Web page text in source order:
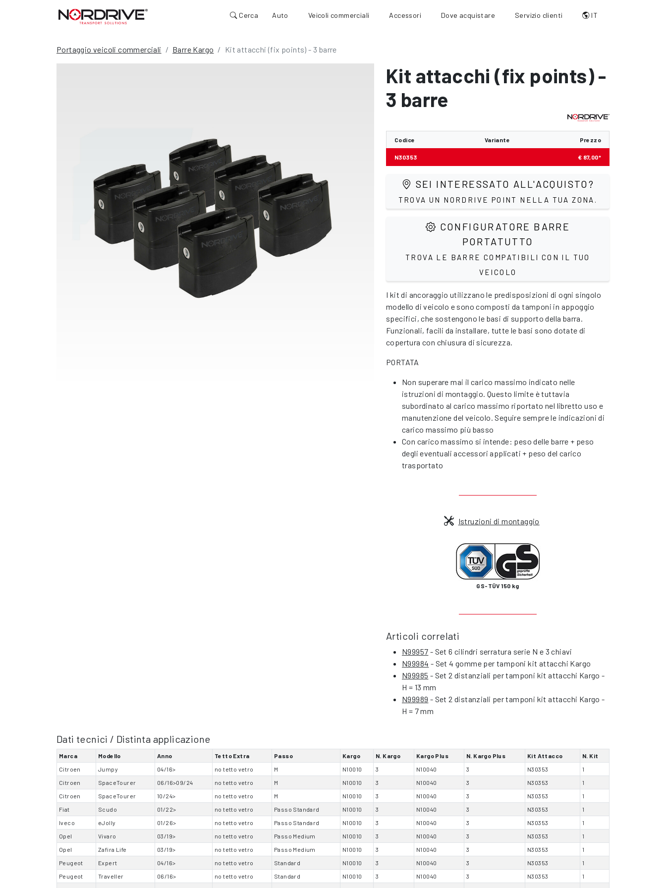
Cerca Auto Veicoli commerciali Accessori Dove acquistare Servizio clienti IT
Portaggio veicoli commerciali Barre Kargo Kit attacchi (fix points) - 3 barre
Kit attacchi (fix points) -
3 barre
Codice Variante Prezzo
N30353 € 87,00*
SEI INTERESSATO ALL'ACQUISTO?
TROVA UN NORDRIVE POINT NELLA TUA ZONA.
CONFIGURATORE BARRE
PORTATUTTO
TROVA LE BARRE COMPATIBILI CON IL TUO
VEICOLO
I kit di ancoraggio utilizzano le predisposizioni di ogni singolo
modello di veicolo e sono composti da tamponi in appoggio
specifici, che sostengono le basi di supporto della barra.
Funzionali, facili da installare, tutte le basi sono dotate di
copertura con chiusura di sicurezza.
PORTATA
Non superare mai il carico massimo indicato nelle
istruzioni di montaggio. Questo limite è tuttavia
subordinato al carico massimo riportato nel libretto uso e
manutenzione del veicolo. Seguire sempre le indicazioni di
carico massimo più basso
Con carico massimo si intende: peso delle barre + peso
degli eventuali accessori applicati + peso del carico
trasportato
Istruzioni di montaggio
GS-TÜV 150 kg
Articoli correlati
N99957 - Set 6 cilindri serratura serie N e 3 chiavi
N99984 - Set 4 gomme per tamponi kit attacchi Kargo
N99985 - Set 2 distanziali per tamponi kit attacchi Kargo -
H = 13 mm
N99989 - Set 2 distanziali per tamponi kit attacchi Kargo -
H = 7 mm
Dati tecnici / Distinta applicazione
Marca Modello Anno Tetto Extra Passo Kargo N. Kargo Kargo Plus N. Kargo Plus Kit Attacco
N. Kit
Citroen
Jumpy 04/16> no tetto vetro M N10010 3 N10040 3 N30353
1
Citroen
SpaceTourer 06/16>09/24 no tetto vetro M N10010 3 N10040 3 N30353
1
Citroen
SpaceTourer 10/24> no tetto vetro M N10010 3 N10040 3 N30353
1
Fiat
Scudo 01/22> no tetto vetro Passo Standard N10010 3 N10040 3 N30353
1
Iveco
eJolly 01/26> no tetto vetro Passo Standard N10010 3 N10040 3 N30353
1
Opel
Vivaro 03/19> no tetto vetro Passo Medium N10010 3 N10040 3 N30353
1
Opel
Zafira Life 03/19> no tetto vetro Passo Medium N10010 3 N10040 3 N30353
1
Peugeot
Expert 04/16> no tetto vetro Standard N10010 3 N10040 3 N30353
1
Peugeot
Traveller 06/16> no tetto vetro Standard N10010 3 N10040 3 N30353
1